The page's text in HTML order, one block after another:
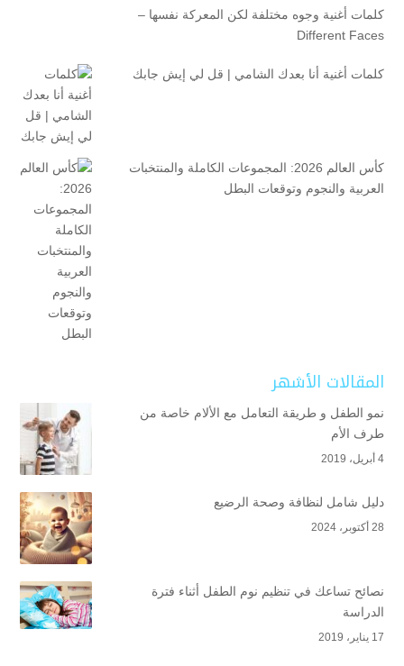
كلمات أغنية وجوه مختلفة لكن المعركة نفسها –
Different Faces
كلمات أغنية أنا بعدك الشامي | قل لي إيش جابك
كأس العالم 2026: المجموعات الكاملة والمنتخبات
العربية والنجوم وتوقعات البطل
المقالات الأشهر
نمو الطفل و طريقة التعامل مع الألام خاصة من
طرف الأم
4 أبريل، 2019
دليل شامل لنظافة وصحة الرضيع
28 أكتوبر، 2024
نصائح تساعك في تنظيم نوم الطفل أثناء فترة
الدراسة
17 يناير، 2019